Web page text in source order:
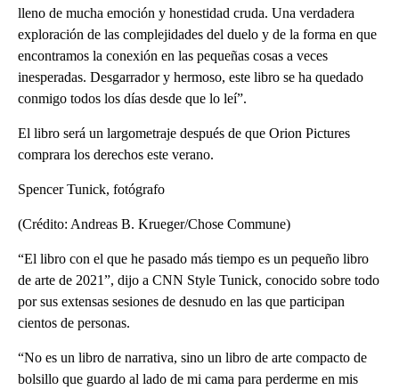
lleno de mucha emoción y honestidad cruda. Una verdadera
exploración de las complejidades del duelo y de la forma en que
encontramos la conexión en las pequeñas cosas a veces
inesperadas. Desgarrador y hermoso, este libro se ha quedado
conmigo todos los días desde que lo leí”.
El libro será un largometraje después de que Orion Pictures
comprara los derechos este verano.
Spencer Tunick, fotógrafo
(Crédito: Andreas B. Krueger/Chose Commune)
“El libro con el que he pasado más tiempo es un pequeño libro
de arte de 2021”, dijo a CNN Style Tunick, conocido sobre todo
por sus extensas sesiones de desnudo en las que participan
cientos de personas.
“No es un libro de narrativa, sino un libro de arte compacto de
bolsillo que guardo al lado de mi cama para perderme en mis